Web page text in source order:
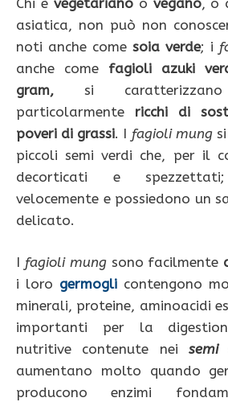
asiatica, non può non
noti anche come soia verde; i
anche come fagioli azuki
gram, si
particolarmente ricchi di
poveri di grassi. I fagioli mung
piccoli semi verdi che, per il
decorticati e
velocemente e possiedono un
delicato.
I fagioli mung sono facilmente
i loro germogli contengono
minerali, proteine, aminoacidi
importanti per la
nutritive contenute nei semi
aumentano molto quando
producono enzimi